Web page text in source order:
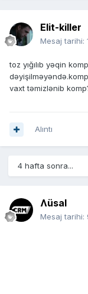
Elit-killer
Mesaj tarihi:
toz yığılıb yəqin
vaxt təmizlənib
Alıntı
4 hafta sonra...
Ʌüsal
Mesaj tarihi: